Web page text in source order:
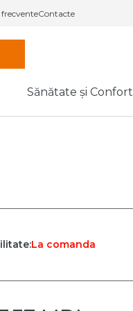
Contacte
Sănătate și
Dozatoare de apă
Sănătate și Confort
La comanda